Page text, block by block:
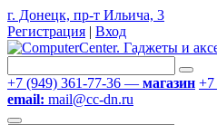
г. Донецк, пр-т Ильича, 3
Регистрация | Вход
+7 (949) 361-77-36 — магазин
email: mail@cc-dn.ru